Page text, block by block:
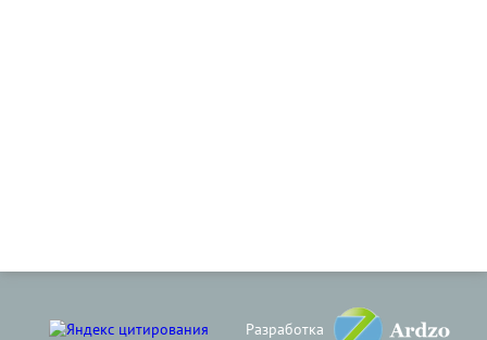
Разработка